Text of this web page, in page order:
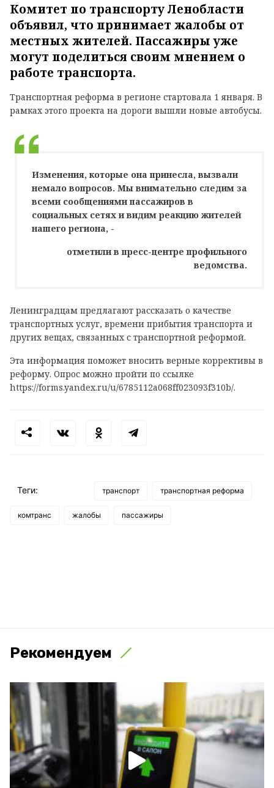
Комитет по транспорту Ленобласти
объявил, что принимает жалобы от
местных жителей. Пассажиры уже
могут поделиться своим мнением о
работе транспорта.
Транспортная реформа в регионе стартовала 1 января. В
рамках этого проекта на дороги вышли новые автобусы.
Изменения, которые она принесла, вызвали
немало вопросов. Мы внимательно следим за
всеми сообщениями пассажиров в
социальных сетях и видим реакцию жителей
нашего региона, -
отметили в пресс-центре профильного
ведомства.
Ленинградцам предлагают рассказать о качестве
транспортных услуг, времени прибытия транспорта и
других вещах, связанных с транспортной реформой.
Эта информация поможет вносить верные коррективы в
реформу. Опрос можно пройти по ссылке
https://forms.yandex.ru/u/6785112a068ff023093f310b/.
Теги: транспорт транспортная реформа
комтранс жалобы пассажиры
Рекомендуем